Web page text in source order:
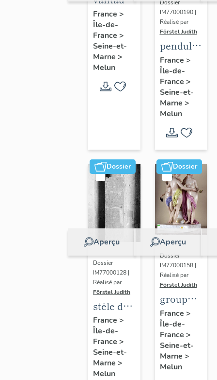
du
portail
central
France >
Île-de-
France >
Seine-et-
Marne >
Melun
Dossier
IM77000190 |
Réalisé par
Förstel Judith
pendule
et paire
de
chandeliers
assortis
France >
Île-de-
France >
Seine-et-
Marne >
Melun
Dossier
Aperçu
Dossier
IM77000128 |
Réalisé par
Förstel Judith
stèle de
Marguerite
Lamour
France >
Île-de-
France >
Seine-et-
Marne >
Melun
Dossier
Aperçu
Dossier
IM77000158 |
Réalisé par
Förstel Judith
groupe
des
Trois
Grâces
France >
Île-de-
France >
Seine-et-
Marne >
Melun